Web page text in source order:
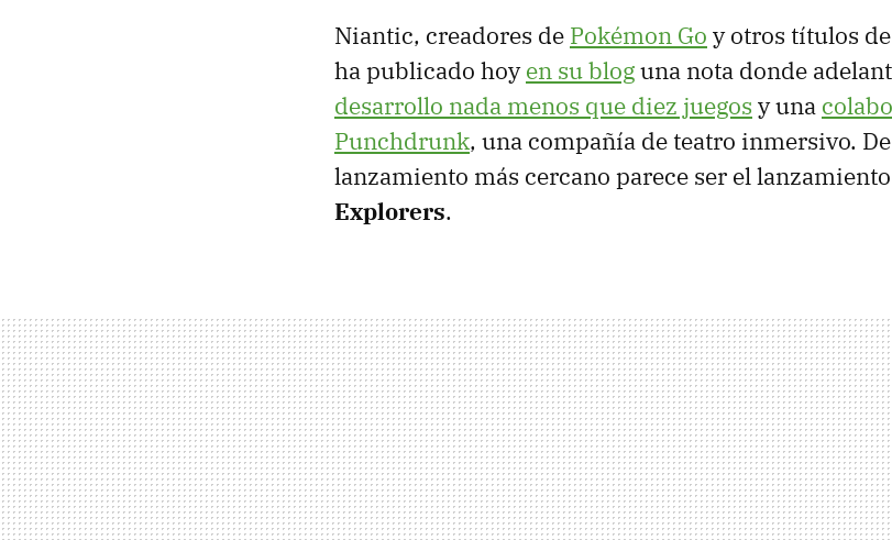
Niantic, creadores de Pokémon Go y otros títulos
ha publicado hoyen su bloguna nota donde
desarrollo nada menos que diez juegos y una
Punchdrunk, una compañía de teatro inmersivo.
lanzamiento más cercano parece ser el
Explorers.